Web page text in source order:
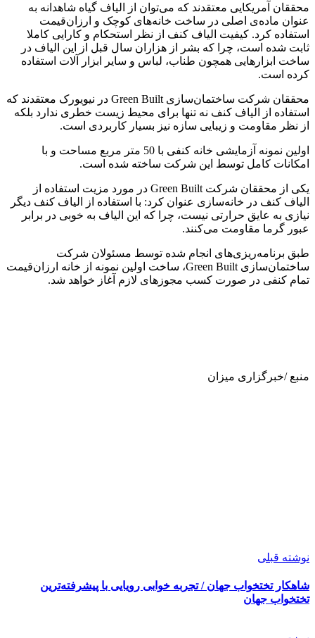
محققان آمریکایی معتقدند که می‌توان از الیاف گیاه شاهدانه به
عنوان ماده‌ی اصلی در ساخت خانه‌های کوچک و ارزان‌قیمت
استفاده کرد. کیفیت الیاف کنف از نظر استحکام و کارایی کاملا
ثابت ‌شده است، چرا که بشر از هزاران سال قبل از این الیاف در
ساخت ابزارهایی همچون طناب، لباس و سایر ابزار آلات استفاده
کرده است.
محققان شرکت ساختمان‌سازی Green Built در نیویورک معتقدند که
استفاده از الیاف کنف نه ‌تنها برای محیط‌ زیست خطری ندارد بلکه
از نظر مقاومت و زیبایی سازه نیز بسیار کاربردی است.
اولین نمونه آزمایشی خانه کنفی با 50 متر مربع مساحت و با
امکانات کامل توسط این شرکت ساخته شده است.
یکی از محققان شرکت Green Built در مورد مزیت استفاده از
الیاف کنف در خانه‌سازی عنوان کرد: با استفاده از الیاف کنف دیگر
نیازی به عایق‌ حرارتی نیست، چرا که این الیاف به خوبی در برابر
عبور گرما مقاومت می‌کنند.
طبق برنامه‌ریزی‌های انجام شده توسط مسئولان شرکت
ساختمان‌سازی Green Built، ساخت اولین نمونه از خانه ارزان‌قیمت
تمام کنفی در صورت کسب مجوزهای لازم آغاز خواهد شد.
منبع /خبرگزاری میزان
نوشته قبلی
شاهکار تختخواب جهان / تجربه خوابی رویایی با پیشرفته‌ترین
تختخواب جهان